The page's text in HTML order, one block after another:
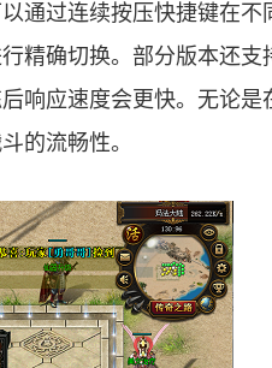
通过连续按压快捷键在不
精确切换。部分版本还支
响应速度会更快。无论是
的流畅性。